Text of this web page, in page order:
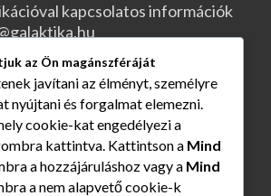
kapcsolatos információk
az Ön magánszféráját
javítani az élményt, személyre
nyújtani és forgalmat elemezni.
cookie-kat engedélyezi a
kattintva. Kattintson a Mind
a hozzájáruláshoz vagy a Mind
a nem alapvető cookie-k